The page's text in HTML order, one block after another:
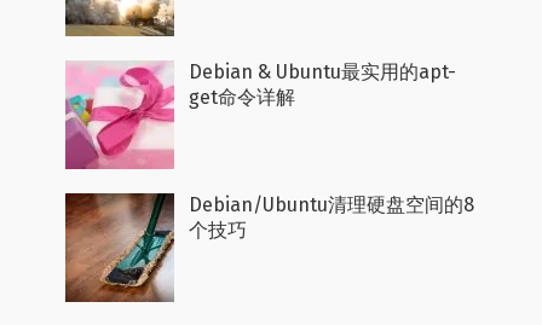
Debian & Ubuntu最实用的apt-
get命令详解
Debian/Ubuntu清理硬盘空间的8
个技巧